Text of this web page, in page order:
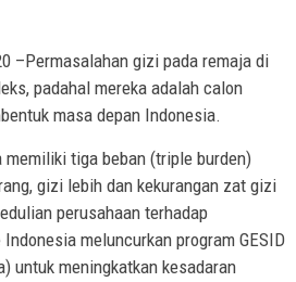
–Permasalahan gizi pada remaja di
padahal mereka adalah calon
masa depan Indonesia.
tiga beban (triple burden)
gizi lebih dan kekurangan zat gizi
perusahaan terhadap
meluncurkan program GESID
untuk meningkatkan kesadaran